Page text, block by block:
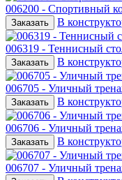
006200 - Спортивный
Заказать В
006319 - Теннисный
Заказать В
006705 - Уличный
Заказать В
006706 - Уличный
Заказать В
006707 - Уличный